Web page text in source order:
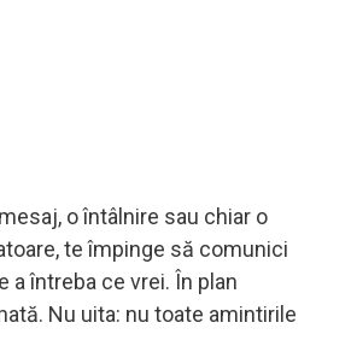
o întâlnire sau chiar o
te împinge să comunici
a întreba ce vrei. În plan
Nu uita: nu toate amintirile